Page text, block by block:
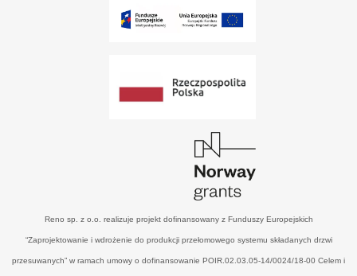
Reno sp. z o.o. realizuje projekt dofinansowany z Funduszy Europejskich
“Zaprojektowanie i wdrożenie do produkcji przełomowego systemu składanych drzwi
przesuwanych” w ramach umowy o dofinansowanie POIR.02.03.05-14/0024/18-00 Celem i